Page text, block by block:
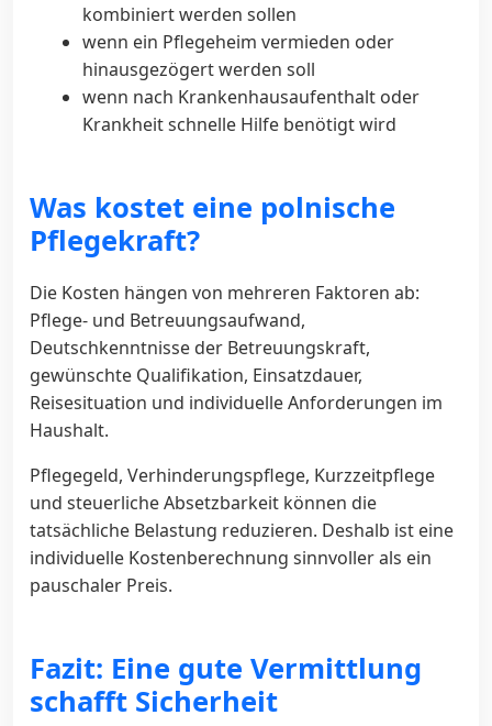
kombiniert werden sollen
wenn ein Pflegeheim vermieden oder
hinausgezögert werden soll
wenn nach Krankenhausaufenthalt oder
Krankheit schnelle Hilfe benötigt wird
Was kostet eine polnische
Pflegekraft?
Die Kosten hängen von mehreren Faktoren ab:
Pflege- und Betreuungsaufwand,
Deutschkenntnisse der Betreuungskraft,
gewünschte Qualifikation, Einsatzdauer,
Reisesituation und individuelle Anforderungen im
Haushalt.
Pflegegeld, Verhinderungspflege, Kurzzeitpflege
und steuerliche Absetzbarkeit können die
tatsächliche Belastung reduzieren. Deshalb ist eine
individuelle Kostenberechnung sinnvoller als ein
pauschaler Preis.
Fazit: Eine gute Vermittlung
schafft Sicherheit